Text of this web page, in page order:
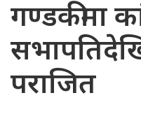
गण्डकीमा
पराजित